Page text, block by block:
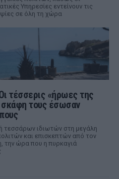
Υπηρεσίες εντείνουν τις
σε όλη τη χώρα
τέσσερις «ήρωες της
τους έσωσαν
τεσσάρων ιδιωτών στη μεγάλη
και επισκεπτών από τον
την ώρα που η πυρκαγιά